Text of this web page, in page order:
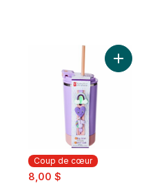
Coup de cœur
sale:
8,00 $
Ajouter